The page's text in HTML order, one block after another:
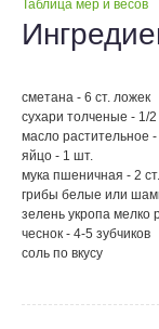
Таблица мер и весов
сметана - 6 ст. ложек
сухари толченые - 1/2
масло растительное -
яйцо - 1 шт.
мука пшеничная - 2
грибы белые или
зелень укропа мелко
чеснок - 4-5 зубчиков
соль по вкусу